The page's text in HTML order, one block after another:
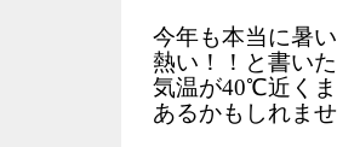
今年も本当に暑
熱い！！と書い
気温が40℃近く
あるかもしれませ